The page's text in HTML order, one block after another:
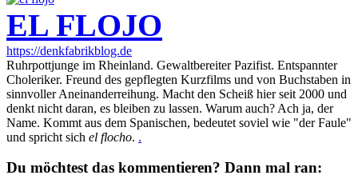
EL FLOJO
https://denkfabrikblog.de
Ruhrpottjunge im Rheinland. Gewaltbereiter Pazifist. Entspannter
Choleriker. Freund des gepflegten Kurzfilms und von Buchstaben in
sinnvoller Aneinanderreihung. Macht den Scheiß hier seit 2000 und
denkt nicht daran, es bleiben zu lassen. Warum auch? Ach ja, der
Name. Kommt aus dem Spanischen, bedeutet soviel wie "der Faule"
und spricht sich el flocho. .
Du möchtest das kommentieren? Dann mal ran: